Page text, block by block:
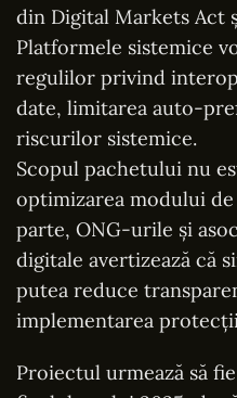
din Digital Markets Act
Platformele sistemice
regulilor privind
date, limitarea auto-
riscurilor sistemice.
Scopul pachetului nu
optimizarea modului
parte, ONG-urile și
digitale avertizează că
putea reduce
implementarea
Proiectul urmează să